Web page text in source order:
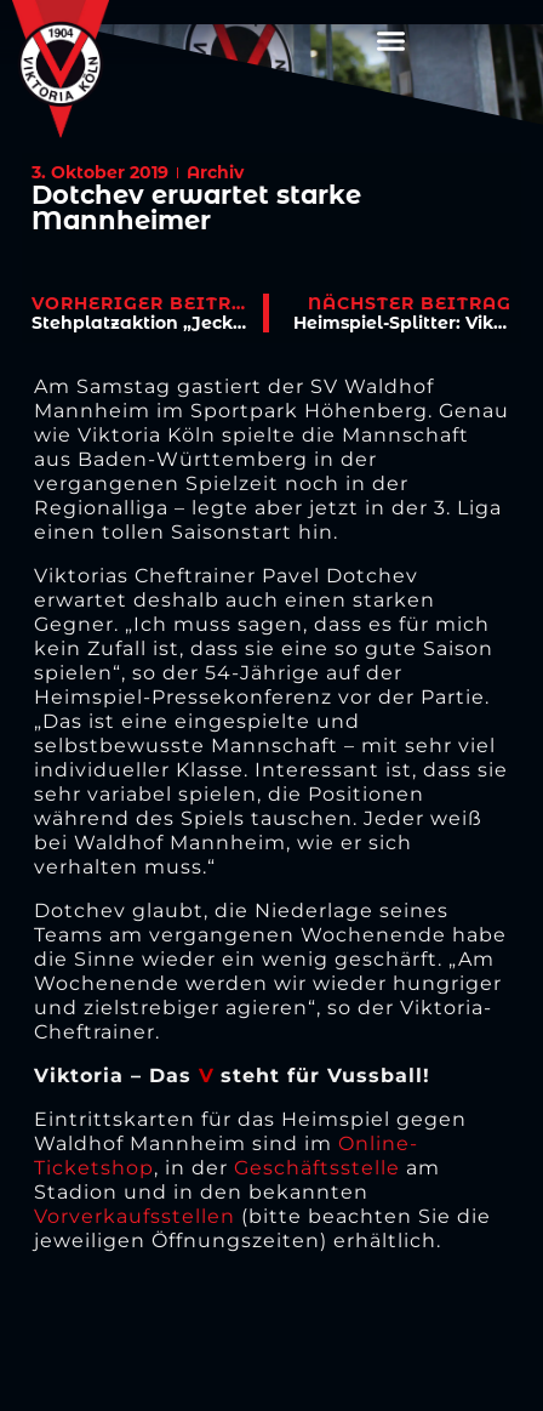
3. Oktober 2019 Archiv
Dotchev erwartet starke
Mannheimer
VORHERIGER BEITRAG
Stehplatzaktion „Jeck op Viktoria“
NÄCHSTER BEITRAG
Heimspiel-Splitter: Viktoria vs. Waldhof
Am Samstag gastiert der SV Waldhof
Mannheim im Sportpark Höhenberg. Genau
wie Viktoria Köln spielte die Mannschaft
aus Baden-Württemberg in der
vergangenen Spielzeit noch in der
Regionalliga – legte aber jetzt in der 3. Liga
einen tollen Saisonstart hin.
Viktorias Cheftrainer Pavel Dotchev
erwartet deshalb auch einen starken
Gegner. „Ich muss sagen, dass es für mich
kein Zufall ist, dass sie eine so gute Saison
spielen“, so der 54-Jährige auf der
Heimspiel-Pressekonferenz vor der Partie.
„Das ist eine eingespielte und
selbstbewusste Mannschaft – mit sehr viel
individueller Klasse. Interessant ist, dass sie
sehr variabel spielen, die Positionen
während des Spiels tauschen. Jeder weiß
bei Waldhof Mannheim, wie er sich
verhalten muss.“
Dotchev glaubt, die Niederlage seines
Teams am vergangenen Wochenende habe
die Sinne wieder ein wenig geschärft. „Am
Wochenende werden wir wieder hungriger
und zielstrebiger agieren“, so der Viktoria-
Cheftrainer.
Viktoria – Das V steht für Vussball!
Eintrittskarten für das Heimspiel gegen
Waldhof Mannheim sind im Online-
Ticketshop, in der Geschäftsstelle am
Stadion und in den bekannten
Vorverkaufsstellen (bitte beachten Sie die
jeweiligen Öffnungszeiten) erhältlich.